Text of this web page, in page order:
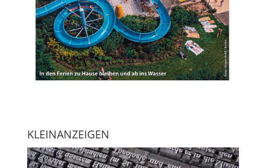
KLEINANZEIGEN